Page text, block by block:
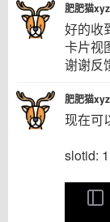
肥肥猫xyz
好的收
卡片视
谢谢反
肥肥猫xyz
现在可
slotid: 1